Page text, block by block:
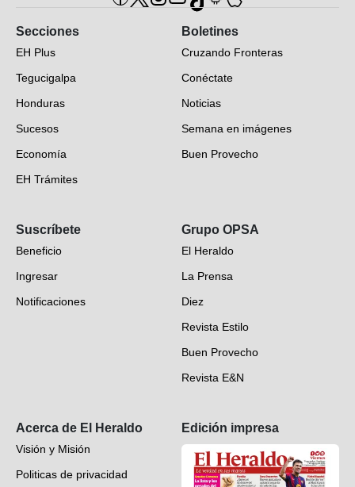
Secciones
EH Plus
Tegucigalpa
Honduras
Sucesos
Economía
EH Trámites
EH Verifica
Fotogalerías
Deportes
Videos
Boletines
Cruzando Fronteras
Conéctate
Noticias
Semana en imágenes
Buen Provecho
Suscríbete
Beneficio
Ingresar
Notificaciones
Grupo OPSA
El Heraldo
La Prensa
Diez
Revista Estilo
Buen Provecho
Revista E&N
Acerca de El Heraldo
Visión y Misión
Politicas de privacidad
Edición impresa